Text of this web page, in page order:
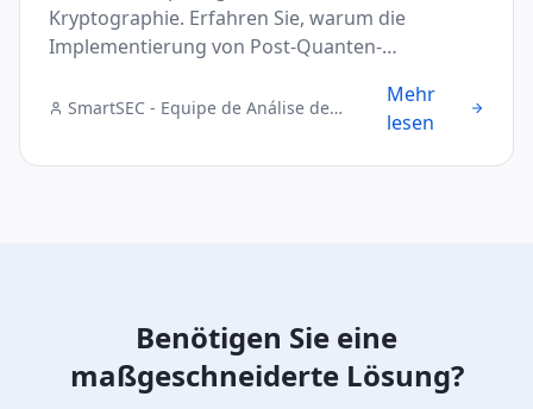
Kryptographie. Erfahren Sie, warum die
Implementierung von Post-Quanten-
SmartSEC - Equipe de Análise de
Mehr
lesen
Benötigen Sie eine
maßgeschneiderte Lösung?